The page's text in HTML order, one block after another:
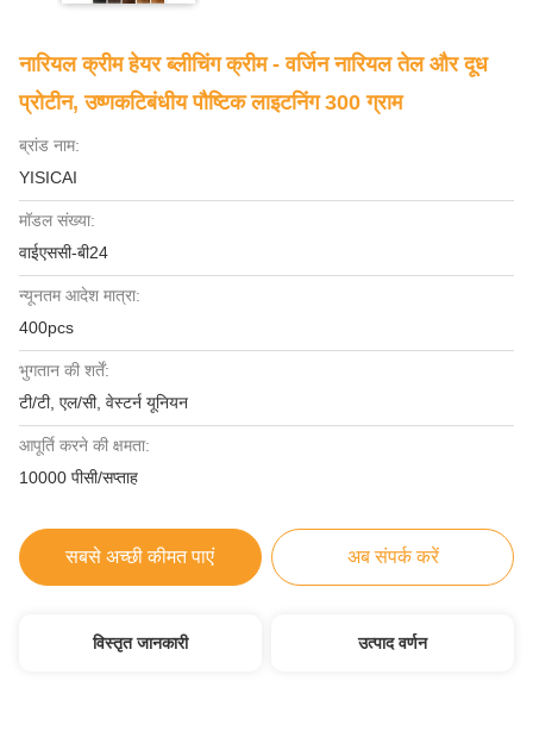
नारियल क्रीम हेयर ब्लीचिंग क्रीम - वर्जिन नारियल तेल और दूध
प्रोटीन, उष्णकटिबंधीय पौष्टिक लाइटनिंग 300 ग्राम
ब्रांड नाम:
YISICAI
मॉडल संख्या:
वाईएससी-बी24
न्यूनतम आदेश मात्रा:
400pcs
भुगतान की शर्तें:
टी/टी, एल/सी, वेस्टर्न यूनियन
आपूर्ति करने की क्षमता:
10000 पीसी/सप्ताह
सबसे अच्छी कीमत पाएं अब संपर्क करें
विस्तृत जानकारी उत्पाद वर्णन